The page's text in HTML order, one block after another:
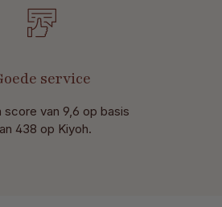
service
score van 9,6 op basis
438 op Kiyoh.